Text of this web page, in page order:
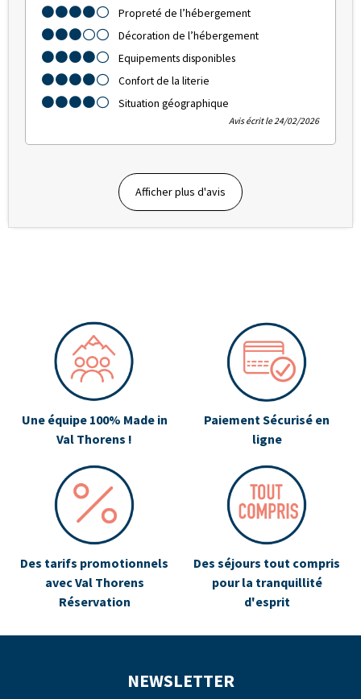
Propreté de l’hébergement
Décoration de l’hébergement
Equipements disponibles
Confort de la literie
Situation géographique
Avis écrit le 24/02/2026
Afficher plus d'avis
Une équipe 100% Made in
Val Thorens !
Paiement Sécurisé en
ligne
Des tarifs promotionnels
avec Val Thorens
Réservation
Des séjours tout compris
pour la tranquillité
d'esprit
NEWSLETTER